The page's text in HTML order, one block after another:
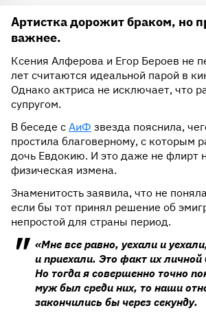
Артистка дорожит браком, но
важнее.
Ксения Алферова и Егор Бероев не
лет считаются идеальной парой в
Однако актриса не исключает, что
супругом.
В беседе с АиФ звезда пояснила,
простила благоверному, с которым
дочь Евдокию. И это даже не флирт
физическая измена.
Знаменитость заявила, что не
если бы тот принял решение об
непростой для страны период.
«Мне все равно, уехали и
и приехали. Это факт их личной
Но тогда я совершенно точно
муж был среди них, то наши
закончились бы через секунду.